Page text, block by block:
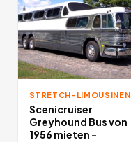
STRETCH-LIMOUSINEN
Scenicruiser
Greyhound Bus von
1956 mieten -